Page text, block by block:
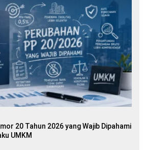
20 Tahun 2026 yang Wajib Dipahami
UMKM